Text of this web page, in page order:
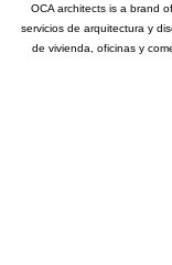
OCA architects is a brand
servicios de arquitectura y
de vivienda, oficinas y